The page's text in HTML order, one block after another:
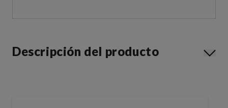
Descripción del producto